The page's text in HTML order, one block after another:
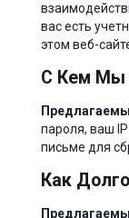
вас есть
этом веб-
С Кем Мы
пароля, ваш
письме для
Как